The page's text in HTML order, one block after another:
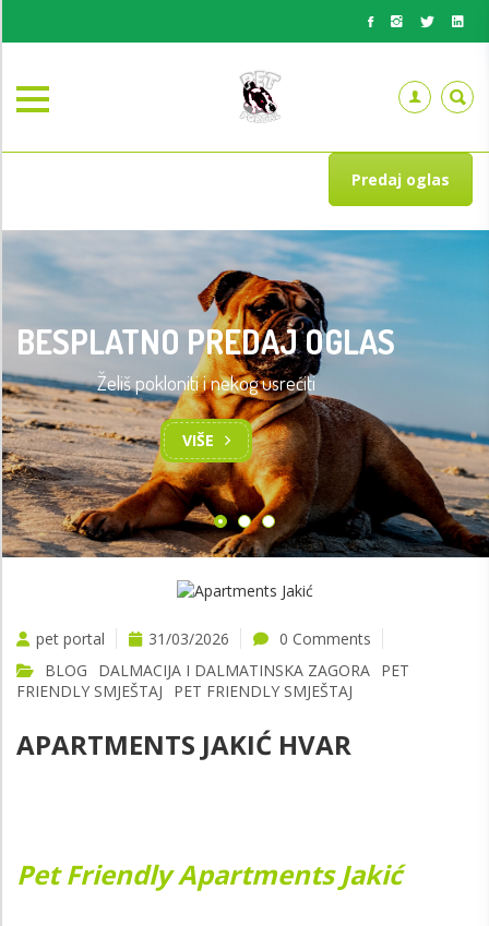
Predaj oglas
BESPLATNO PREDAJ OGLAS
Želiš pokloniti i nekog usrećiti
VIŠE
pet portal 31/03/2026
0 Comments
BLOG
DALMACIJA I DALMATINSKA ZAGORA PET
FRIENDLY SMJEŠTAJ
PET FRIENDLY SMJEŠTAJ
APARTMENTS JAKIĆ HVAR
Pet Friendly Apartments Jakić